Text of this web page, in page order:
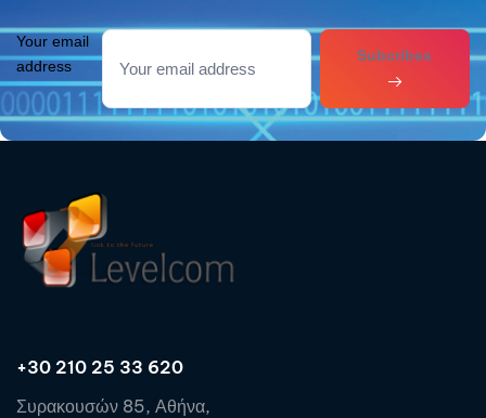
Your email
address
Subcribes
+30 210 25 33 620
Συρακουσών 85, Αθήνα,